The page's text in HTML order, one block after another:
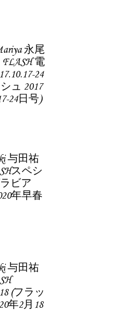
永尾
電
24
ュ 2017
24日号)
与田祐
スペシ
ビア
年早春
与田祐
(フラッ
年2月18